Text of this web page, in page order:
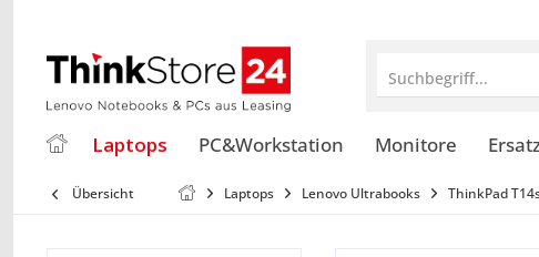
Suchbegriff...
Laptops PC&Workstation Monitore
Übersicht Laptops Lenovo Ultrabooks ThinkPad